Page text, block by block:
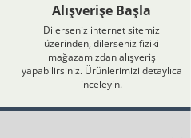
Alışverişe Başla
Dilerseniz internet sitemiz
üzerinden, dilerseniz fiziki
mağazamızdan alışveriş
yapabilirsiniz. Ürünlerimizi detaylıca
inceleyin.